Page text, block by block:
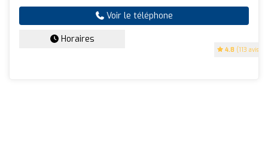
4.8 (113 avis)
Voir le téléphone
Horaires